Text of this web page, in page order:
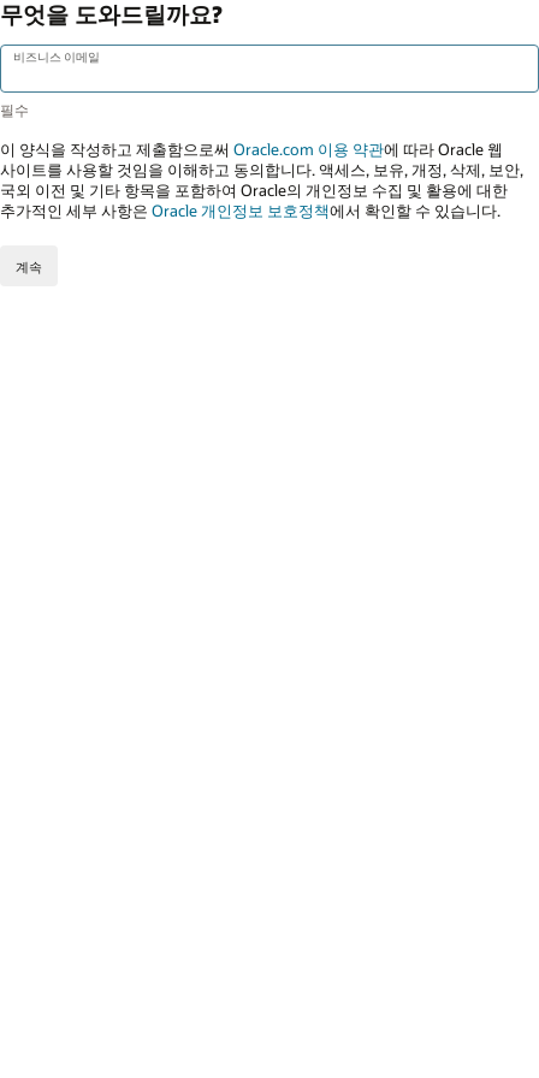
무엇을 도와드릴까요?
비즈니스 이메일
이 양식을 작성하고 제출함으로써 Oracle.com 이용 약관에 따라 Oracle 웹
사이트를 사용할 것임을 이해하고 동의합니다. 액세스, 보유, 개정, 삭제, 보안,
국외 이전 및 기타 항목을 포함하여 Oracle의 개인정보 수집 및 활용에 대한
추가적인 세부 사항은 Oracle 개인정보 보호정책에서 확인할 수 있습니다.
계속